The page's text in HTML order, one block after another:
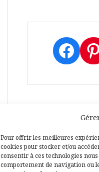
Pour offrir les meilleures
cookies pour stocker et/ou
consentir à ces technologies
comportement de navigation ou